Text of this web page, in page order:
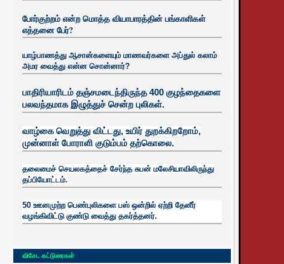
போர்குற்றம் என்ற மொத்த வியாபாரத்தின் பங்காளிகள்
எத்தனை பேர்?
யாழ்பாணத்து ஆசான்களையும் மாணவர்களை அப்துல் கலாம்
அமர வைத்து என்ன சொன்னார்?
பாதிரியாரிடம் தஞ்சமடைந்திருந்த 400 குழந்தைகளை
பலவந்தமாக இழுத்துச் சென்ற புலிகள்.
வாழ்கை வெறுத்து விட்டது, உயிர் துறக்கிறறோம்,
முன்னாள் போராளி குடும்பம் தற்கொலை.
தலைமைச் செயலகத்தைச் சேர்ந்த சுபன் மலேசியாவிலிருந்து
தப்பியோட்டம்.
50 ஊனமுற்ற பெண்புலிகளை பஸ் ஒன்றில் ஏற்றி தேனீர்
வழங்கிவிட்டு குண்டு வைத்து தகர்த்தனர்.
விசேட கட்டுரைகள்